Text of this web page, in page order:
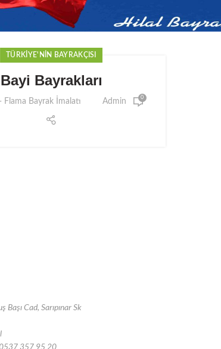
TÜRKIYE'NIN BAYRAKÇISI
Bayi Bayrakları
Flama Bayrak İmalatı Admin 0
Cad, Sarıpınar Sk
357 95 20